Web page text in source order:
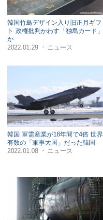
韓国竹島デザイン入り旧正月ギフ
ト 政権批判かわす「独島カード」
か
2022.01.29
・ ニュース
韓国 軍需産業が18年間で4倍 世界
有数の「軍事大国」だった韓国
2022.01.08
・ ニュース